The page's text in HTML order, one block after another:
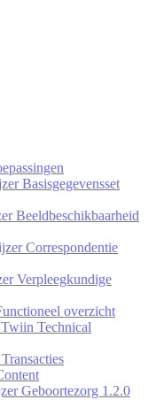
Basisgegevensset
Beeldbeschikbaarheid
Correspondentie
Verpleegkundige
overzicht
Technical
Geboortezorg 1.2.0